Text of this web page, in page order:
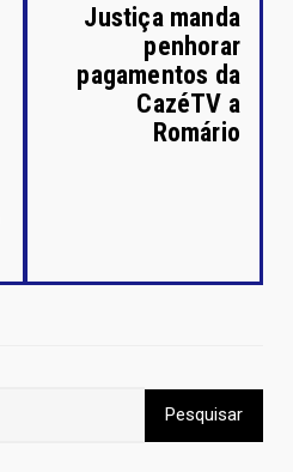
Justiça manda
penhorar
pagamentos da
CazéTV a
Romário